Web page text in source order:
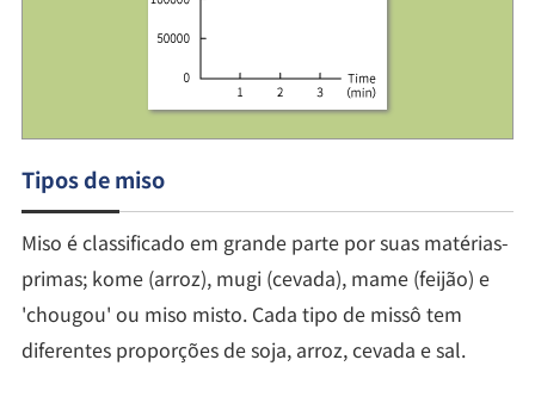
Tipos de miso
Miso é classificado em grande parte por suas matérias-
primas; kome (arroz), mugi (cevada), mame (feijão) e
'chougou' ou miso misto. Cada tipo de missô tem
diferentes proporções de soja, arroz, cevada e sal.